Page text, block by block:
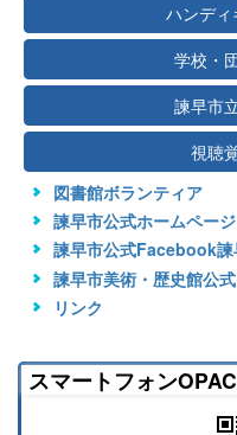
ハンディ
学校・
諫早市
視聴
図書館ボランティア
諫早市公式ホームページ
諫早市公式Facebook諫
諫早市美術・歴史館公
リンク
スマートフォンOPAC